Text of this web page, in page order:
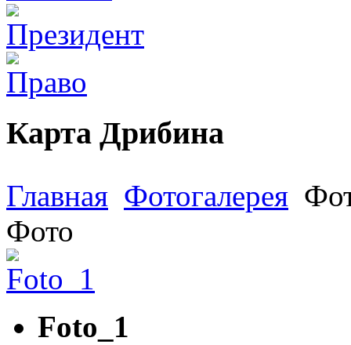
Карта Дрибина
Главная Фотогалерея
Фото
Foto_1